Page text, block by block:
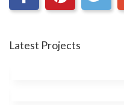
Latest Projects